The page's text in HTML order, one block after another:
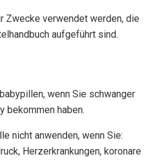
Zwecke verwendet werden, die
aufgeführt sind.
wenn Sie schwanger
bekommen haben.
nicht anwenden, wenn Sie:
Herzerkrankungen, koronare